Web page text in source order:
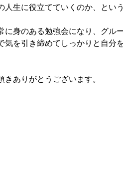
人生に役立てていくのか、とい
に身のある勉強会になり、グル
気を引き締めてしっかりと自分
ありがとうございます。